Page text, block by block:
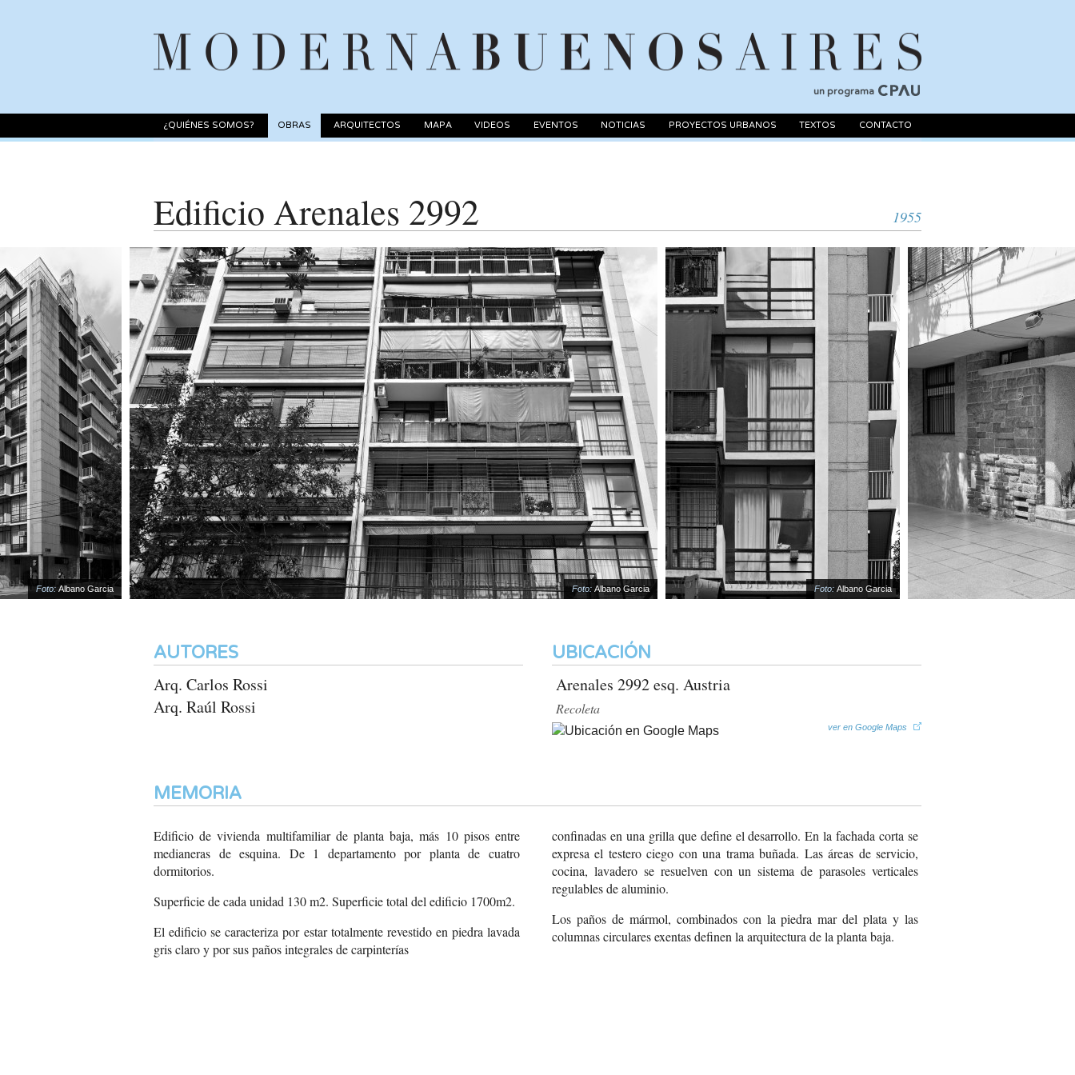
un programa
¿QUIÉNES SOMOS? OBRAS ARQUITECTOS MAPA VIDEOS EVENTOS NOTICIAS PROYECTOS URBANOS TEXTOS CONTACTO
Edificio Arenales 2992 1955
Foto:Albano Garcia Foto:Albano Garcia Foto:Albano Garcia
AUTORES
Arq. Carlos Rossi
Arq. Raúl Rossi
UBICACIÓN
Arenales 2992 esq. Austria
Recoleta
ver en Google Maps
MEMORIA
Edificio de vivienda multifamiliar de planta baja, más 10 pisos entre
medianeras de esquina. De 1 departamento por planta de cuatro
dormitorios.
Superficie de cada unidad 130 m2. Superficie total del edificio 1700m2.
El edificio se caracteriza por estar totalmente revestidoen piedra lavada
grisclaro y por sus pañosintegrales de carpinterías
confinadas en una grilla que define el desarrollo. En la fachada corta se
expresa el testero ciego con una trama buñada. Las áreas de servicio,
cocina, lavadero se resuelven con un sistema de parasoles verticales
regulables de aluminio.
Los paños de mármol, combinados con la piedra mar del plata y las
columnas circulares exentas definen la arquitectura de la planta baja.